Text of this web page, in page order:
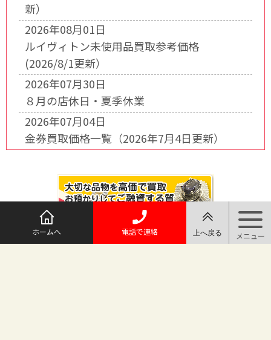
新）
2026年08月01日
ルイヴィトン未使用品買取参考価格
(2026/8/1更新）
2026年07月30日
８月の店休日・夏季休業
2026年07月04日
金券買取価格一覧（2026年7月4日更新）
ホームへ 電話で連絡